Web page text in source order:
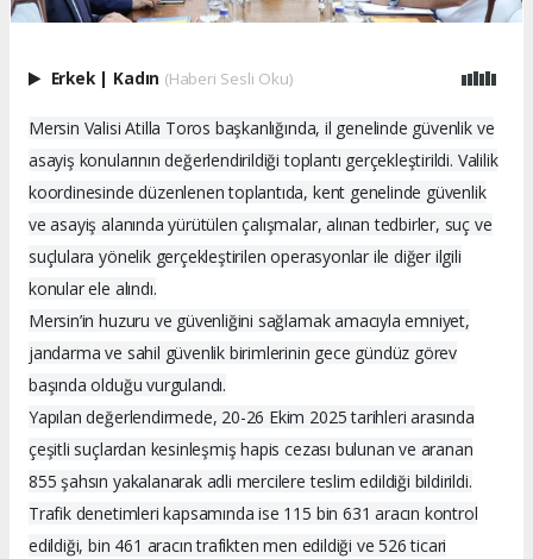
Erkek Kadın (Haberi Sesli Oku)
Mersin Valisi Atilla Toros başkanlığında, il genelinde güvenlik ve
asayiş konularının değerlendirildiği toplantı gerçekleştirildi. Valilik
koordinesinde düzenlenen toplantıda, kent genelinde güvenlik
ve asayiş alanında yürütülen çalışmalar, alınan tedbirler, suç ve
suçlulara yönelik gerçekleştirilen operasyonlar ile diğer ilgili
konular ele alındı.
Mersin’in huzuru ve güvenliğini sağlamak amacıyla emniyet,
jandarma ve sahil güvenlik birimlerinin gece gündüz görev
başında olduğu vurgulandı.
Yapılan değerlendirmede, 20-26 Ekim 2025 tarihleri arasında
çeşitli suçlardan kesinleşmiş hapis cezası bulunan ve aranan
855 şahsın yakalanarak adli mercilere teslim edildiği bildirildi.
Trafik denetimleri kapsamında ise 115 bin 631 aracın kontrol
edildiği, bin 461 aracın trafikten men edildiği ve 526 ticari